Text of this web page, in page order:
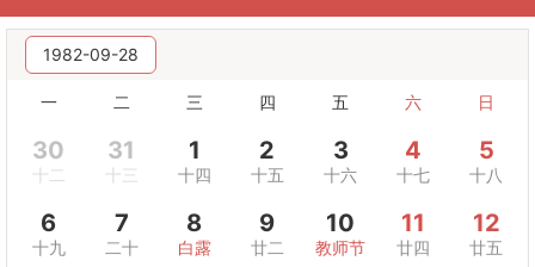
1982-09-28
一 二 三 四 五 六 日
30 31 1
十四
2
十五
3
十六
4
十七
5
十八
6
十九
7
二十
8
白露
9
廿二
10
教师节
11
廿四
12
廿五